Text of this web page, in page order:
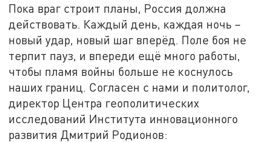
Пока враг строит планы, Россия должна
действовать. Каждый день, каждая ночь –
новый удар, новый шаг вперёд. Поле боя не
терпит пауз, и впереди ещё много работы,
чтобы пламя войны больше не коснулось
наших границ. Согласен с нами и политолог,
директор Центра геополитических
исследований Института инновационного
развития Дмитрий Родионов: